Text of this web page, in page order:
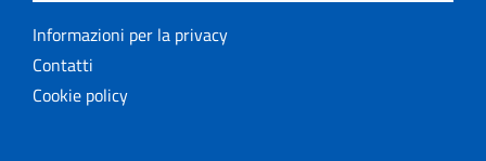
Informazioni per la privacy
Contatti
Cookie policy